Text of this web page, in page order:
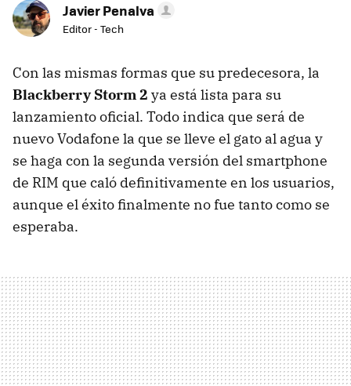
Javier Penalva
Editor - Tech
Con las mismas formas que su predecesora, la
Blackberry Storm 2 ya está lista para su
lanzamiento oficial. Todo indica que será de
nuevo Vodafone la que se lleve el gato al agua y
se haga con la segunda versión del smartphone
de RIM que caló definitivamente en los usuarios,
aunque el éxito finalmente no fue tanto como se
esperaba.